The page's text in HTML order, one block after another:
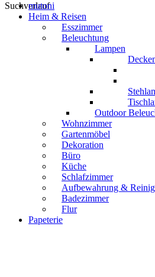
Suchverlauf
mutoni
Heim & Reisen
Esszimmer
Beleuchtung
Lampen
Outdoor
Wohnzimmer
Gartenmöbel
Dekoration
Büro
Küche
Schlafzimmer
Aufbewahrung &
Badezimmer
Flur
Papeterie